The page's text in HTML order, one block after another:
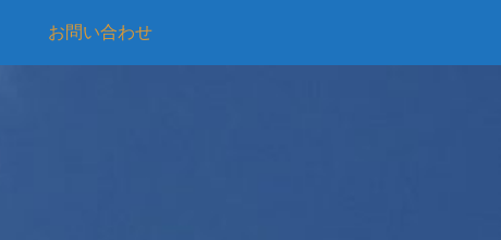
お問い合わせ